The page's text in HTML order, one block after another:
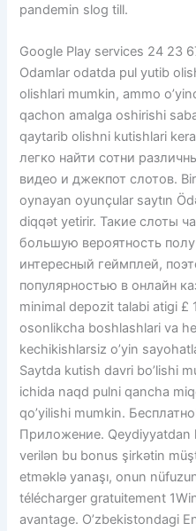
pandemin slog till.
Google Play services 24 23
Odamlar odatda pul yutib
olishlari mumkin, ammo
qachon amalga oshirishi
qaytarib olishni kutishlari
легко найти сотни
видео и джекпот слотов.
oynayan oyunçular saytın
diqqət yetirir. Такие слоты
большую вероятность
интересный геймплей,
популярностью в онлайн
minimal depozit talabi atigi £
osonlikcha boshlashlari va
kechikishlarsiz o’yin
Saytda kutish davri bo’lishi
ichida naqd pulni qancha
qo’yilishi mumkin.
Приложение. Qeydiyyatdan
verilən bu bonus şirkətin
etməklə yanaşı, onun
télécharger gratuitement
avantage. O’zbekistondagi